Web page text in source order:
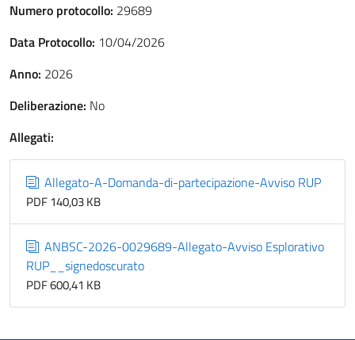
Numero protocollo: 29689
Data Protocollo: 10/04/2026
Anno: 2026
Deliberazione: No
Allegati:
Allegato-A-Domanda-di-partecipazione-Avviso RUP
PDF 140,03 KB
ANBSC-2026-0029689-Allegato-Avviso Esplorativo
RUP__signedoscurato
PDF 600,41 KB